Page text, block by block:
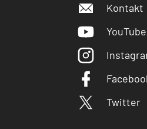
Kontakt
YouTube
Twitter